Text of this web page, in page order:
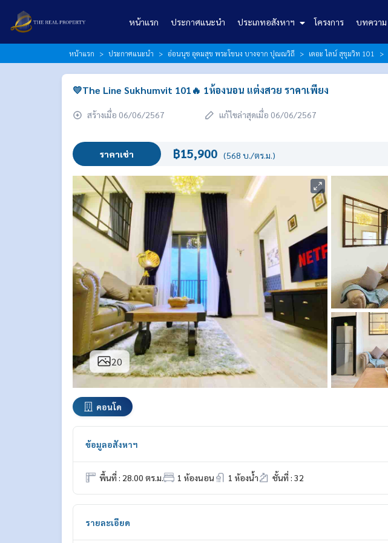
หน้าแรก ประกาศแนะนำ ประเภทอสังหาฯ โครงการ บทความ
หน้าแรก ประกาศแนะนำ อ่อนนุช อุดมสุข พระโขนง บางจาก ปุณณวิถี เดอะ ไลน์ สุขุมวิท 101
💛The Line Sukhumvit 101🔥 1ห้องนอน แต่งสวย ราคาเพียง
สร้างเมื่อ 06/06/2567 แก้ไขล่าสุดเมื่อ 06/06/2567
ราคาเช่า ฿15,900 (568 บ./ตร.ม.)
20
คอนโด
ข้อมูลอสังหาฯ
พื้นที่ : 28.00 ตร.ม. 1 ห้องนอน 1 ห้องน้ำ ชั้นที่ : 32
รายละเอียด